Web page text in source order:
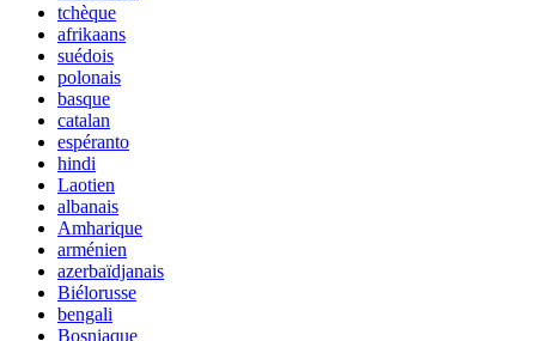
tchèque
afrikaans
suédois
polonais
basque
catalan
espéranto
hindi
Laotien
albanais
Amharique
arménien
azerbaïdjanais
Biélorusse
bengali
Bosniaque